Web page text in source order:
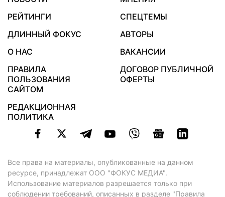
РЕЙТИНГИ
СПЕЦТЕМЫ
ДЛИННЫЙ ФОКУС
АВТОРЫ
О НАС
ВАКАНСИИ
ПРАВИЛА
ПОЛЬЗОВАНИЯ
САЙТОМ
ДОГОВОР ПУБЛИЧНОЙ
ОФЕРТЫ
РЕДАКЦИОННАЯ
ПОЛИТИКА
Все права на материалы, опубликованные на данном
ресурсе, принадлежат ООО "ФОКУС МЕДИА".
Использование материалов разрешается только при
соблюдении требований, описанных в разделе "Правила